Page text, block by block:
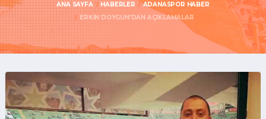
ANA SAYFA HABERLER
ADANASPOR HABER
ERKIN DOYGUN'DAN AÇIKLAMALAR